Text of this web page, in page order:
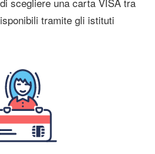
tramite gli istituti